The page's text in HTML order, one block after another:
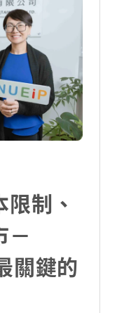
制、
－
關鍵的